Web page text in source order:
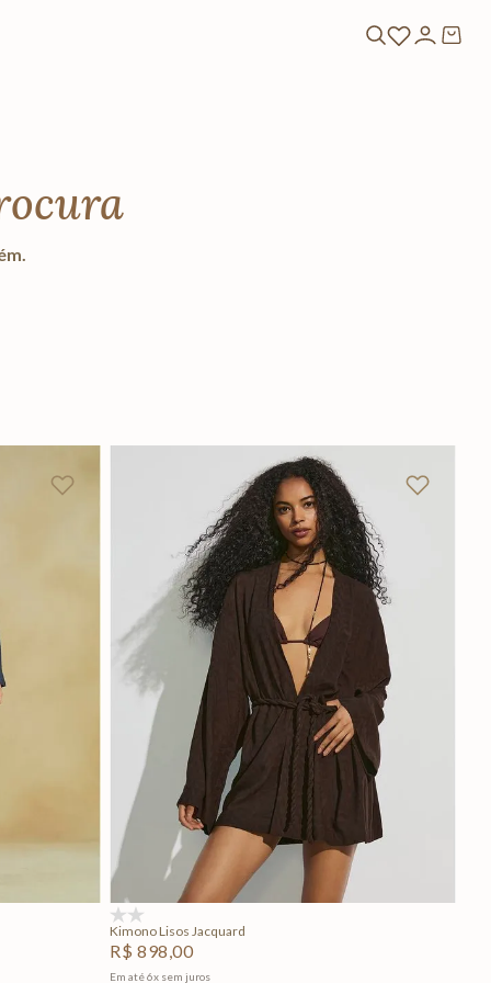
P M
Adicionar na sacola
Kimono Lisos Jacquard
R$ 898,00
Em até6x sem juros